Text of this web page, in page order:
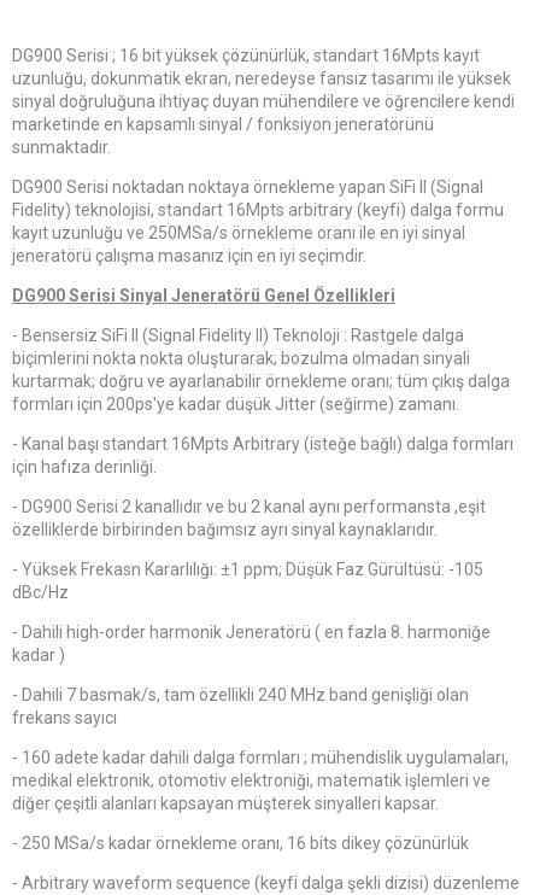
DG900 Serisi ; 16 bit yüksek çözünürlük, standart 16Mpts kayıt
uzunluğu, dokunmatik ekran, neredeyse fansız tasarımı ile yüksek
sinyal doğruluğuna ihtiyaç duyan mühendilere ve öğrencilere kendi
marketinde en kapsamlı sinyal / fonksiyon jeneratörünü
sunmaktadır.
DG900 Serisi noktadan noktaya örnekleme yapan SiFi II (Signal
Fidelity) teknolojisi, standart 16Mpts arbitrary (keyfi) dalga formu
kayıt uzunluğu ve 250MSa/s örnekleme oranı ile en iyi sinyal
jeneratörü çalışma masanız için en iyi seçimdir.
DG900 Serisi Sinyal Jeneratörü Genel Özellikleri
- Bensersiz SiFi II (Signal Fidelity II) Teknoloji : Rastgele dalga
biçimlerini nokta nokta oluşturarak; bozulma olmadan sinyali
kurtarmak; doğru ve ayarlanabilir örnekleme oranı; tüm çıkış dalga
formları için 200ps'ye kadar düşük Jitter (seğirme) zamanı.
- Kanal başı standart 16Mpts Arbitrary (isteğe bağlı) dalga formları
için hafıza derinliği.
- DG900 Serisi 2 kanallıdır ve bu 2 kanal aynı performansta ,eşit
özelliklerde birbirinden bağımsız ayrı sinyal kaynaklarıdır.
- Yüksek Frekasn Kararlılığı: ±1 ppm; Düşük Faz Gürültüsü: -105
dBc/Hz
- Dahili high-order harmonik Jeneratörü ( en fazla 8. harmoniğe
kadar )
- Dahili 7 basmak/s, tam özellikli 240 MHz band genişliği olan
frekans sayıcı
- 160 adete kadar dahili dalga formları ; mühendislik uygulamaları,
medikal elektronik, otomotiv elektroniği, matematik işlemleri ve
diğer çeşitli alanları kapsayan müşterek sinyalleri kapsar.
- 250 MSa/s kadar örnekleme oranı, 16 bits dikey çözünürlük
- Arbitrary waveform sequence (keyfi dalga şekli dizisi) düzenleme